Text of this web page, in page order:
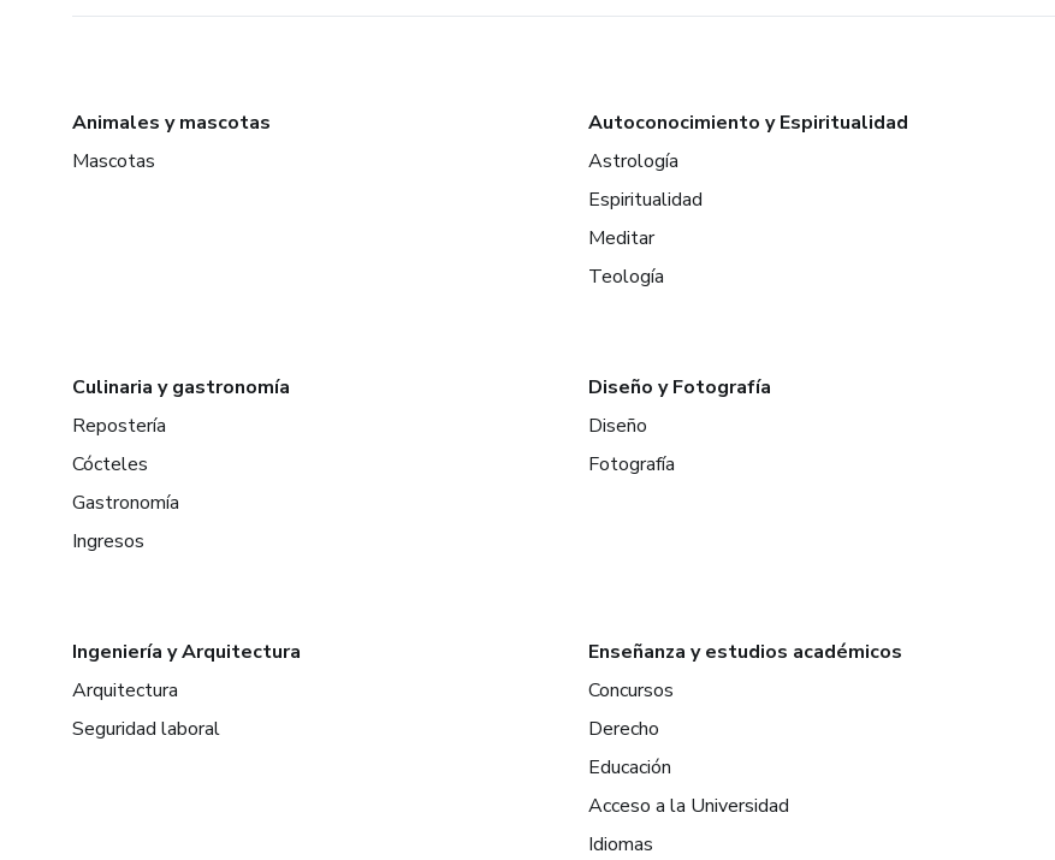
Animales y mascotas
Mascotas
Autoconocimiento y Espiritualidad
Astrología
Espiritualidad
Meditar
Teología
Culinaria y gastronomía
Repostería
Cócteles
Gastronomía
Ingresos
Diseño y Fotografía
Diseño
Fotografía
Ingeniería y Arquitectura
Arquitectura
Seguridad laboral
Enseñanza y estudios académicos
Concursos
Derecho
Educación
Acceso a la Universidad
Idiomas